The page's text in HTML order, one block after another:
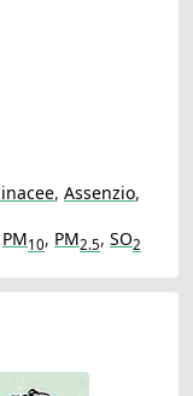
, Assenzio,
PM10, PM2.5, SO2